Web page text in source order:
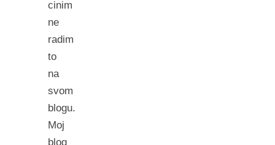
cinim
ne
radim
to
na
svom
blogu.
Moj
blog